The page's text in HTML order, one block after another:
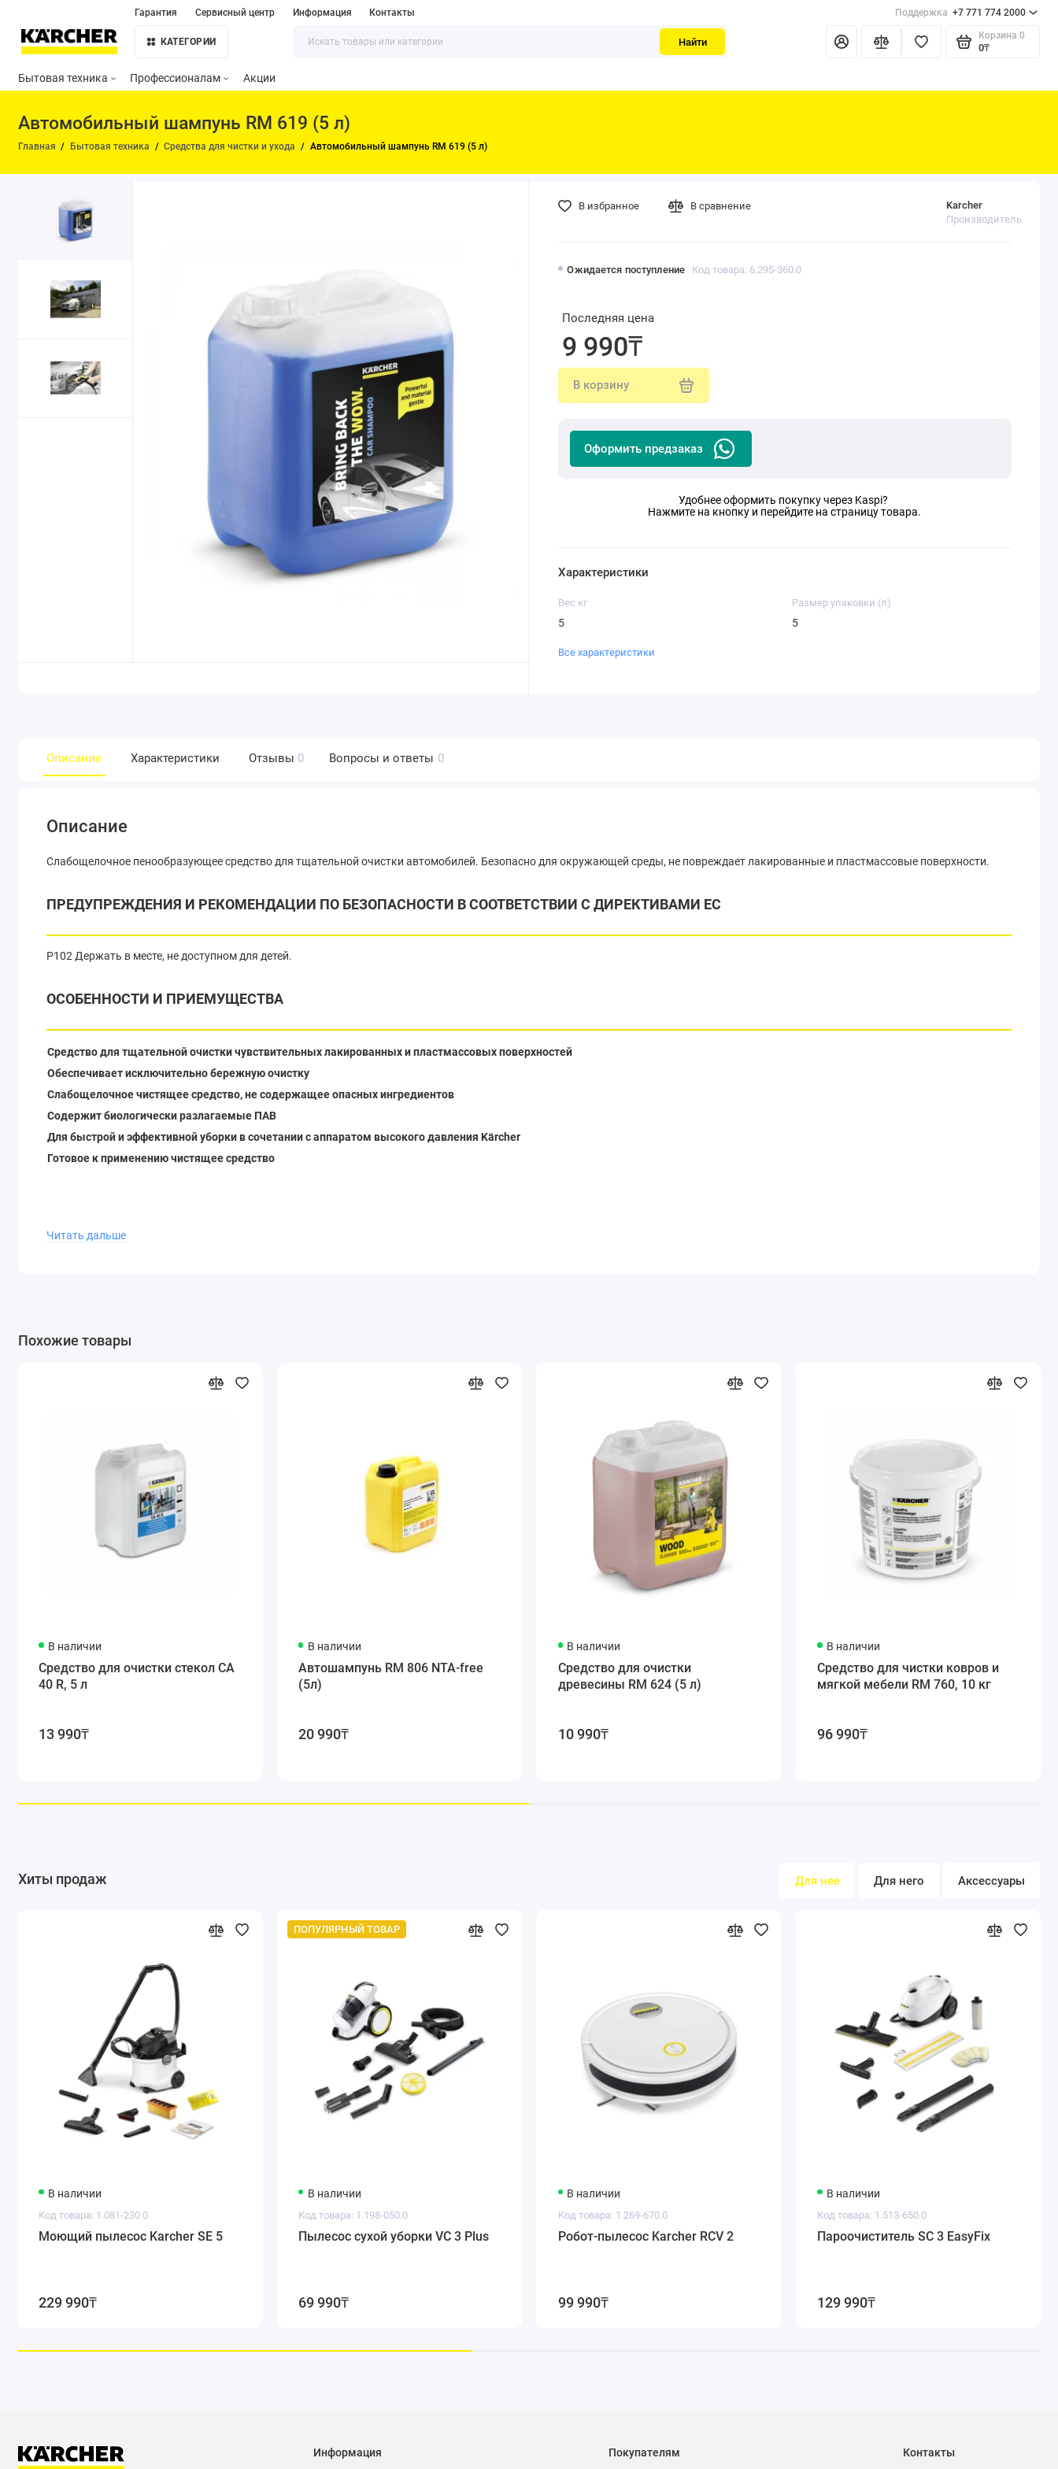
Гарантия Сервисный центр Информация Контакты Поддержка +7 771 774 2000
КАТЕГОРИИ Найти
Корзина 0
0₸
Бытовая техника Профессионалам Акции
Автомобильный шампунь RM 619 (5 л)
Главная Бытовая техника Средства для чистки и ухода Автомобильный шампунь RM 619 (5 л)
Ожидается поступление Код товара: 6.295-360.0
Karcher
Производитель
Последняя цена
9 990₸
В корзину
Оформить предзаказ
Удобнее оформить покупку через Kaspi?
Нажмите на кнопку и перейдите на страницу товара.
В избранное В сравнение
Характеристики
Вес кг
5
Размер упаковки (л)
5
Все характеристики
Описание Характеристики Отзывы 0 Вопросы и ответы 0
Описание
Слабощелочное пенообразующее средство для тщательной очистки автомобилей. Безопасно для окружающей среды, не повреждает лакированные и пластмассовые поверхности.
ПРЕДУПРЕЖДЕНИЯ И РЕКОМЕНДАЦИИ ПО БЕЗОПАСНОСТИ В СООТВЕТСТВИИ С ДИРЕКТИВАМИ ЕС
P102 Держать в месте, не доступном для детей.
ОСОБЕННОСТИ И ПРИЕМУЩЕСТВА
Средство для тщательной очистки чувствительных лакированных и пластмассовых поверхностей
Обеспечивает исключительно бережную очистку
Слабощелочное чистящее средство, не содержащее опасных ингредиентов
Содержит биологически разлагаемые ПАВ
Для быстрой и эффективной уборки в сочетании с аппаратом высокого давления Kärcher
Готовое к применению чистящее средство
Читать дальше
Похожие товары
В наличии
Средство для очистки стекол CA
40 R, 5 л
13 990₸
В наличии
Автошампунь RM 806 NTA-free
(5л)
20 990₸
В наличии
Средство для очистки
древесины RM 624 (5 л)
10 990₸
В наличии
Средство для чистки ковров и
мягкой мебели RM 760, 10 кг
96 990₸
Хиты продаж Для нее Для него Аксессуары
В наличии
Код товара: 1.081-230.0
Моющий пылесос Karcher SE 5
229 990₸
ПОПУЛЯРНЫЙ ТОВАР
В наличии
Код товара: 1.198-050.0
Пылесос сухой уборки VC 3 Plus
69 990₸
В наличии
Код товара: 1.269-670.0
Робот-пылесос Karcher RCV 2
99 990₸
В наличии
Код товара: 1.513-650.0
Пароочиститель SC 3 EasyFix
129 990₸
Информация Покупателям Контакты